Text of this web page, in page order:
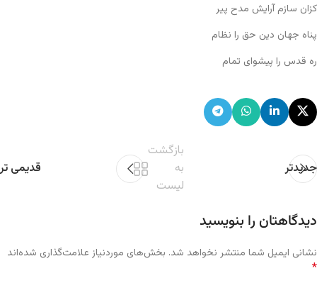
کزان سازم آرایش مدح پیر
پناه جهان دین حق را نظام
ره قدس را پیشوای تمام
جدیدتر
بازگشت
به
لیست
قدیمی تر
دیدگاهتان را بنویسید
نشانی ایمیل شما منتشر نخواهد شد. بخش‌های موردنیاز علامت‌گذاری شده‌اند
*